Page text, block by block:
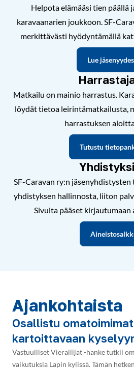
Helpota elämääsi tien päällä
karavaanarien joukkoon. SF-
merkittävästi hyödyntämällä
Lue
Matkailu on mainio harrastus.
löydät tietoa leirintämatkailusta,
harrastuksen
Tutustu
SF-Caravan ry:n
yhdistyksen hallinnosta, liiton
Sivulta pääset kirjautumaan
Ajankohtaista
Osallistu
kartoittavaan
Vastuulliset Vierailijat -hanke tutkii
vaikutuksia Lapin kylissä. Tämän